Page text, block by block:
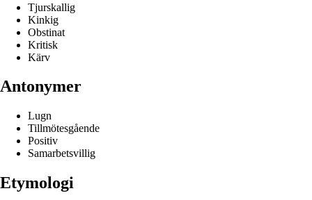
Tjurskallig
Kinkig
Obstinat
Kritisk
Kärv
Antonymer
Lugn
Tillmötesgående
Positiv
Samarbetsvillig
Etymologi